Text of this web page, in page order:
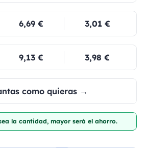
6,69 € 3,01 €
9,13 € 3,98 €
como quieras →
la cantidad, mayor será el ahorro.